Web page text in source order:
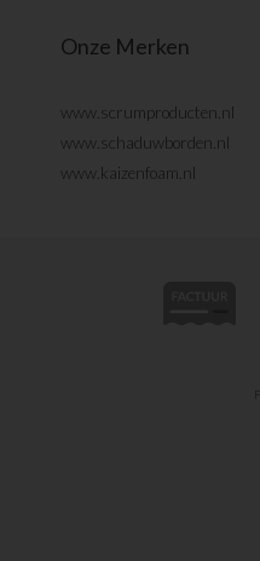
Onze Merken
www.scrumproducten.nl
www.schaduwborden.nl
www.kaizenfoam.nl